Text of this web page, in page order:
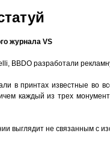
журнала VS
BBDO разработали
в принтах известные во
каждый из трех
выглядит не связанным с